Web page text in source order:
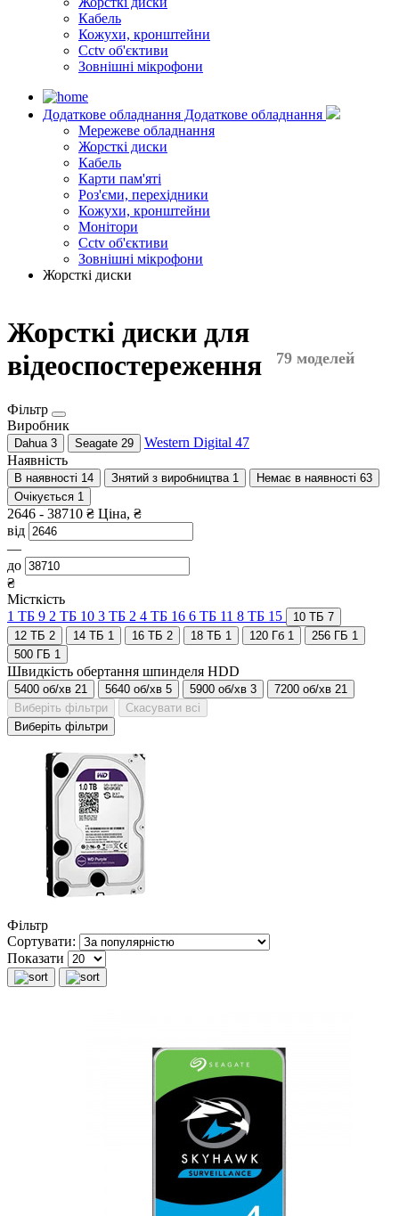
Кабель
Кожухи, кронштейни
Cctv об'єктиви
Зовнішні мікрофони
Додаткове обладнання Додаткове обладнання
Мережеве обладнання
Жорсткі диски
Кабель
Карти пам'яті
Роз'єми, перехідники
Кожухи, кронштейни
Монітори
Cctv об'єктиви
Зовнішні мікрофони
Жорсткі диски
Жорсткі диски для
відеоспостереження
79 моделей
Фільтр
Виробник
Dahua 3 Seagate 29 Western Digital 47
Наявність
В наявності 14 Знятий з виробництва 1 Немає в наявності 63
Очікується 1
2646 - 38710 ₴ Ціна, ₴
від
—
до
₴
Місткість
1 ТБ 9 2 ТБ 10 3 ТБ 2 4 ТБ 16 6 ТБ 11 8 ТБ 15 10 ТБ 7
12 ТБ 2 14 ТБ 1 16 ТБ 2 18 ТБ 1 120 Гб 1 256 ГБ 1
500 ГБ 1
Швидкість обертання шпинделя HDD
5400 об/хв 21 5640 об/хв 5 5900 об/хв 3 7200 об/хв 21
Виберіть фільтри
Скасувати всі
Виберіть фільтри
Фільтр
Сортувати:
Показати